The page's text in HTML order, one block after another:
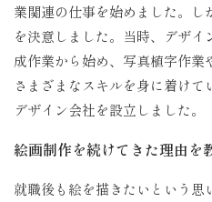
業関連の仕事を始めました。
を決意しました。当時、デザ
成作業から始め、写真植字作
さまざまなスキルを身に着けて
デザイン会社を設立しました。
絵画制作を続けてきた理由を
就職後も絵を描きたいという